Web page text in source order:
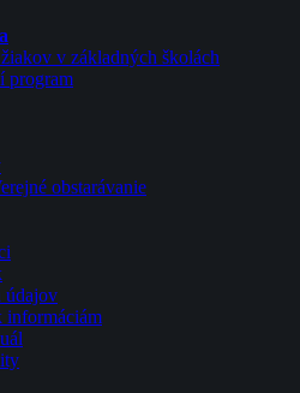
v základných školách
program
obstarávanie
údajov
informáciám